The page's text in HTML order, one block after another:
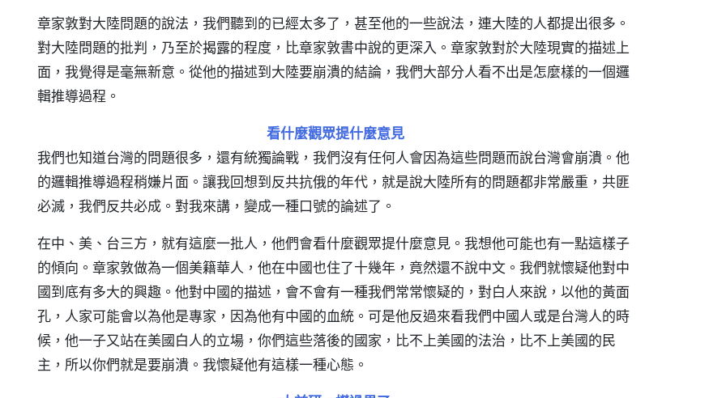
章家敦對大陸問題的說法，我們聽到的已經太多了，甚至他的一些說法，連大陸的人都提出很多。
對大陸問題的批判，乃至於揭露的程度，比章家敦書中說的更深入。章家敦對於大陸現實的描述上
面，我覺得是毫無新意。從他的描述到大陸要崩潰的結論，我們大部分人看不出是怎麼樣的一個邏
輯推導過程。
看什麼觀眾提什麼意見
我們也知道台灣的問題很多，還有統獨論戰，我們沒有任何人會因為這些問題而說台灣會崩潰。他
的邏輯推導過程稍嫌片面。讓我回想到反共抗俄的年代，就是說大陸所有的問題都非常嚴重，共匪
必滅，我們反共必成。對我來講，變成一種口號的論述了。
在中、美、台三方，就有這麼一批人，他們會看什麼觀眾提什麼意見。我想他可能也有一點這樣子
的傾向。章家敦做為一個美籍華人，他在中國也住了十幾年，竟然還不說中文。我們就懷疑他對中
國到底有多大的興趣。他對中國的描述，會不會有一種我們常常懷疑的，對白人來說，以他的黃面
孔，人家可能會以為他是專家，因為他有中國的血統。可是他反過來看我們中國人或是台灣人的時
候，他一子又站在美國白人的立場，你們這些落後的國家，比不上美國的法治，比不上美國的民
主，所以你們就是要崩潰。我懷疑他有這樣一種心態。